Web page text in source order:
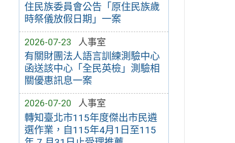
住民族委員會公告「原住民族歲
時祭儀放假日期」一案
2026-07-23 人事室
有關財團法人語言訓練測驗中心
函送該中心「全民英檢」測驗相
關優惠訊息一案
2026-07-20 人事室
轉知臺北市115年度傑出市民遴
選作業，自115年4月1日至115